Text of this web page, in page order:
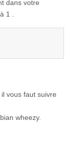
dans votre
1 .
vous faut suivre
wheezy.